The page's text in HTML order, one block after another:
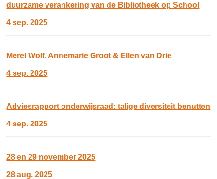
duurzame verankering van de Bibliotheek op School
4 sep. 2025
Merel Wolf, Annemarie Groot & Ellen van Drie
4 sep. 2025
Adviesrapport onderwijsraad: talige diversiteit benutten
4 sep. 2025
28 en 29 november 2025
28 aug. 2025